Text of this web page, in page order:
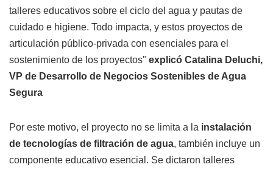
talleres educativos sobre el ciclo del agua y pautas de
cuidado e higiene. Todo impacta, y estos proyectos de
articulación público-privada con esenciales para el
sostenimiento de los proyectos" explicó Catalina Deluchi,
VP de Desarrollo de Negocios Sostenibles de Agua
Segura
Por este motivo, el proyecto no se limita a la instalación
de tecnologías de filtración de agua, también incluye un
componente educativo esencial. Se dictaron talleres